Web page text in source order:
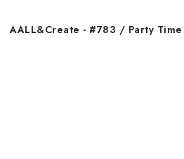
AALL&Create - #783 / Party